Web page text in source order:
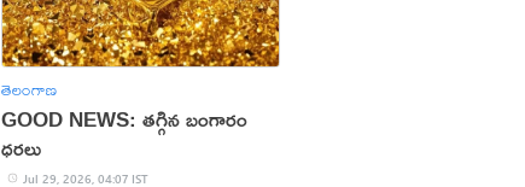
తెలంగాణ
GOOD NEWS: తగ్గిన బంగారం
ధరలు
Jul 29, 2026, 04:07 IST